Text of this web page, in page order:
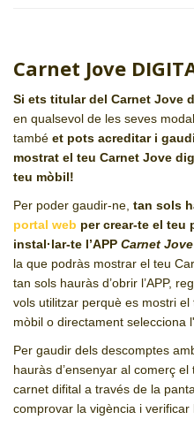
Carnet Jove
Si ets titular del Carnet Jove
en qualsevol de les seves
també et pots acreditar i
mostrat el teu Carnet Jove
teu mòbil!
Per poder gaudir-ne, tan sols
portal web per crear-te el teu
instal·lar-te l’APP Carnet
la que podràs mostrar el teu
tan sols hauràs d’obrir l’APP,
vols utilitzar perquè es mostri
mòbil o directament selecciona
Per gaudir dels descomptes
hauràs d’ensenyar al comerç
carnet difital a través de la
comprovar la vigència i